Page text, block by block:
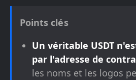
Points clés
Un véritable USDT
par l'adresse de
les noms et les logos